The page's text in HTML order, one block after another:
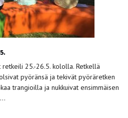
25.-26.5. kololla. Retkellä
pyöränsä ja tekivät pyöräretken
trangioilla ja nukkuivat ensimmäisen